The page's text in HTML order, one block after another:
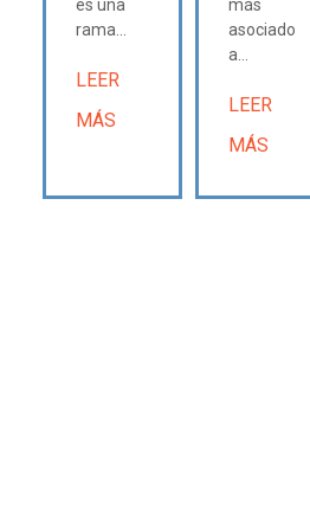
es una
rama...
LEER
MÁS
más
asociado
a...
LEER
MÁS